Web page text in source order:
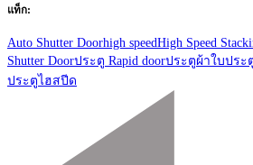
แท็ก:
Auto Shutter Doorhigh speedHigh Speed
Shutter Doorประตู Rapid doorประตูผ้าใบประ
ประตูไฮสปีด